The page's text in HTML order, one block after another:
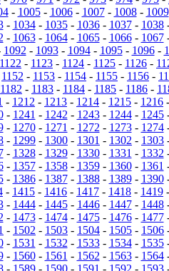
- 1005- 1006- 1007- 1008- 1009
- 1034- 1035- 1036- 1037- 1038
- 1063- 1064- 1065- 1066- 1067
1092 - 1093- 1094- 1095- 1096-
1122 - 1123 - 1124 - 1125 - 1126 -
1152 - 1153 - 1154 - 1155 - 1156 -
1182 - 1183 - 1184 - 1185 - 1186 -
- 1212 - 1213 - 1214 - 1215 - 1216 -
- 1241 - 1242 - 1243- 1244- 1245
- 1270- 1271 - 1272 - 1273- 1274
- 1299 - 1300 - 1301 - 1302 - 1303
- 1328- 1329- 1330- 1331 - 1332
- 1357- 1358- 1359- 1360- 1361
- 1386- 1387- 1388- 1389- 1390
- 1415 - 1416 - 1417 - 1418 - 1419 -
- 1444- 1445- 1446- 1447- 1448
- 1473- 1474- 1475- 1476- 1477
- 1502 - 1503 - 1504 - 1505 - 1506
- 1531 - 1532 - 1533- 1534- 1535
- 1560- 1561 - 1562 - 1563- 1564
- 1589- 1590- 1591 - 1592 - 1593